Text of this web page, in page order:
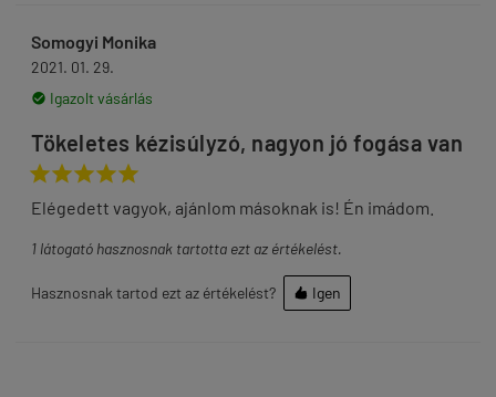
Somogyi Monika
2021. 01. 29.
 Igazolt vásárlás
Tökeletes kézisúlyzó, nagyon jó fogása van

Elégedett vagyok, ajánlom másoknak is! Én imádom.
1 látogató hasznosnak tartotta ezt az értékelést.
Hasznosnak tartod ezt az értékelést?  Igen